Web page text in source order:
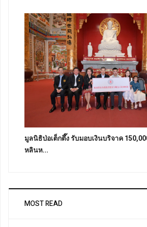
มูลนิธิป่อเต็กตึ๊ง รับมอบเงินบริจาค
หลินห...
MOST READ